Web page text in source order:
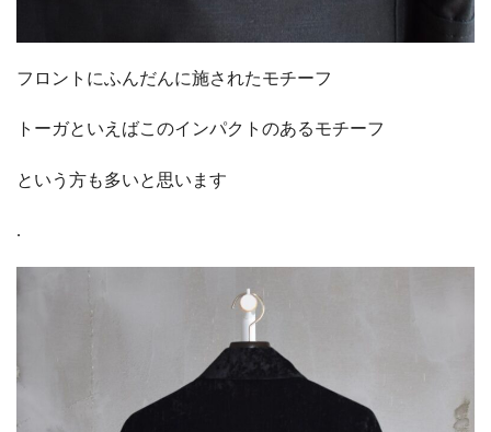
フロントにふんだんに施されたモチーフ
トーガといえばこのインパクトのあるモチーフ
という方も多いと思います
.